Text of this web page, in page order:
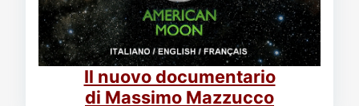
Il nuovo documentario
di Massimo Mazzucco